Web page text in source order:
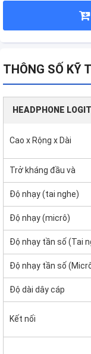
THÔNG SỐ KỸ
HEADPHONE
Cao x Rộng x Dài
Trở kháng đầu và
Độ nhạy (tai nghe)
Độ nhạy (micrô)
Độ nhạy tần số (Tai
Độ nhạy tần số
Độ dài dây cáp
Kết nối